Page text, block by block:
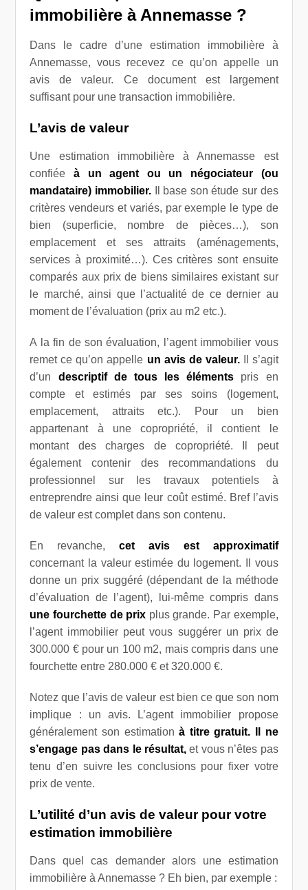
immobilière à Annemasse ?
Dans le cadre d’une estimation immobilière à
Annemasse, vous recevez ce qu’on appelle un
avis de valeur. Ce document est largement
suffisant pour une transaction immobilière.
L’avis de valeur
Une estimation immobilière à Annemasse est
confiéeà un agent ou un négociateur (ou
mandataire) immobilier. Il base son étude sur des
critères vendeurs et variés, par exemple le type de
bien (superficie, nombre de pièces…), son
emplacement et ses attraits (aménagements,
services à proximité…). Ces critères sont ensuite
comparés aux prix de biens similaires existant sur
le marché, ainsi que l’actualité de ce dernier au
moment de l’évaluation (prix au m2 etc.).
A la fin de son évaluation, l’agent immobilier vous
remet ce qu’on appelle un avis de valeur.Il s’agit
d’un descriptif de tous les éléments pris en
compte et estimés par ses soins (logement,
emplacement, attraits etc.). Pour un bien
appartenant à une copropriété, il contient le
montant des charges de copropriété. Il peut
également contenir des recommandations du
professionnel sur les travaux potentiels à
entreprendre ainsi que leur coût estimé. Bref l’avis
de valeur est complet dans son contenu.
En revanche,cet avis est approximatif
concernant la valeur estimée du logement. Il vous
donne un prix suggéré (dépendant de la méthode
d’évaluation de l’agent), lui-même compris dans
une fourchette de prix plus grande. Par exemple,
l’agent immobilier peut vous suggérer un prix de
300.000 € pour un 100 m2, mais compris dans une
fourchette entre 280.000 € et 320.000 €.
Notez que l’avis de valeur est bien ce que son nom
implique : un avis. L’agent immobilier propose
généralement son estimationà titre gratuit. Il ne
s’engage pas dans le résultat, et vous n’êtes pas
tenu d’en suivre les conclusions pour fixer votre
prix de vente.
L’utilité d’un avis de valeur pour votre
estimation immobilière
Dans quel cas demander alors une estimation
immobilière à Annemasse ? Eh bien, par exemple :